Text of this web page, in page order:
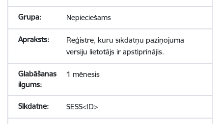
Nepieciešams
Reģistrē, kuru sīkdatņu paziņojuma
versiju lietotājs ir apstiprinājis.
1 mēnesis
SESS<ID>